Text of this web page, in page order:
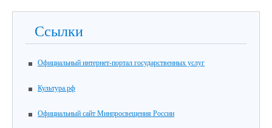
Ссылки
Официальный интернет-портал государственных услуг
Культура.рф
Официальный сайт Минпросвещения России